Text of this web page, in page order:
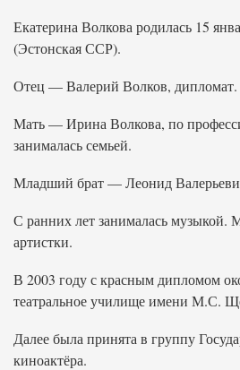
Екатерина Волкова родилась 15
(Эстонская ССР).
Отец — Валерий Волков, дипломат.
Мать — Ирина Волкова, по
занималась семьей.
Младший брат — Леонид
С ранних лет занималась музыкой.
артистки.
В 2003 году с красным дипломом
театральное училище имени М.С.
Далее была принята в группу
киноактёра.